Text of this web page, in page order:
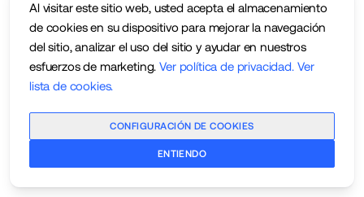
Al visitar este sitio web, usted acepta el almacenamiento
de cookies en su dispositivo para mejorar la navegación
del sitio, analizar el uso del sitio y ayudar en nuestros
esfuerzos de marketing.Ver política de privacidad. Ver
lista de cookies.
CONFIGURACIÓN DE COOKIES
ENTIENDO